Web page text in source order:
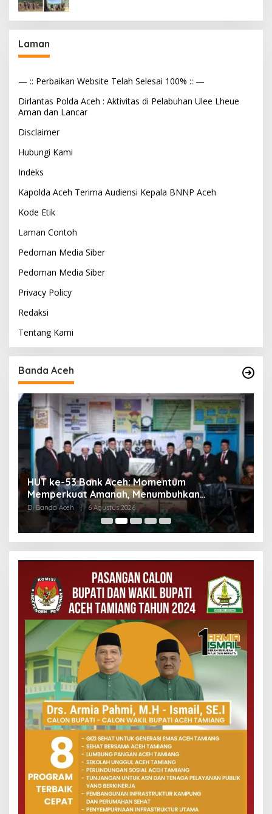
Laman
— :: Perbaikan Website Telah Selesai 100% :: —
Dirlantas Polda Aceh : Aktivitas di Pelabuhan Ulee Lheue
Aman dan Lancar
Disclaimer
Hubungi Kami
Indeks
Kapolda Aceh Terima Audiensi Kepala BNNP Aceh
Kode Etik
Laman Contoh
Pedoman Media Siber
Pedoman Media Siber
Privacy Policy
Redaksi
Tentang Kami
Banda Aceh
HUT ke-53 Bank Aceh: Momentum
Memperkuat Amanah, Menumbuhkan
Keberkahan Bagi Aceh
Di Banda Aceh | 6 Agustus 2026